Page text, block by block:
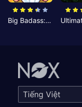
Big Badass: Game AFK Idle RPG